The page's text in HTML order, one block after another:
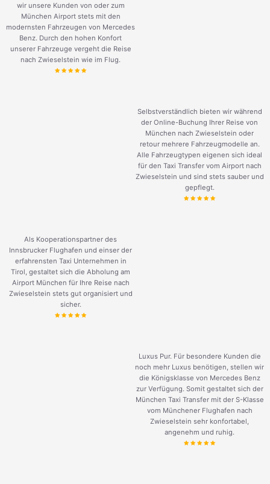
wir unsere Kunden von oder zum
München Airport stets mit den
modernsten Fahrzeugen von Mercedes
Benz. Durch den hohen Konfort
unserer Fahrzeuge vergeht die Reise
nach Zwieselstein wie im Flug.
Selbstverständlich bieten wir während
der Online-Buchung Ihrer Reise von
München nach Zwieselstein oder
retour mehrere Fahrzeugmodelle an.
Alle Fahrzeugtypen eigenen sich ideal
für den Taxi Transfer vom Airport nach
Zwieselstein und sind stets sauber und
gepflegt.
Als Kooperationspartner des
Innsbrucker Flughafen und einser der
erfahrensten Taxi Unternehmen in
Tirol, gestaltet sich die Abholung am
Airport München für Ihre Reise nach
Zwieselstein stets gut organisiert und
sicher.
Luxus Pur. Für besondere Kunden die
noch mehr Luxus benötigen, stellen wir
die Königsklasse von Mercedes Benz
zur Verfügung. Somit gestaltet sich der
München Taxi Transfer mit der S-Klasse
vom Münchener Flughafen nach
Zwieselstein sehr konfortabel,
angenehm und ruhig.